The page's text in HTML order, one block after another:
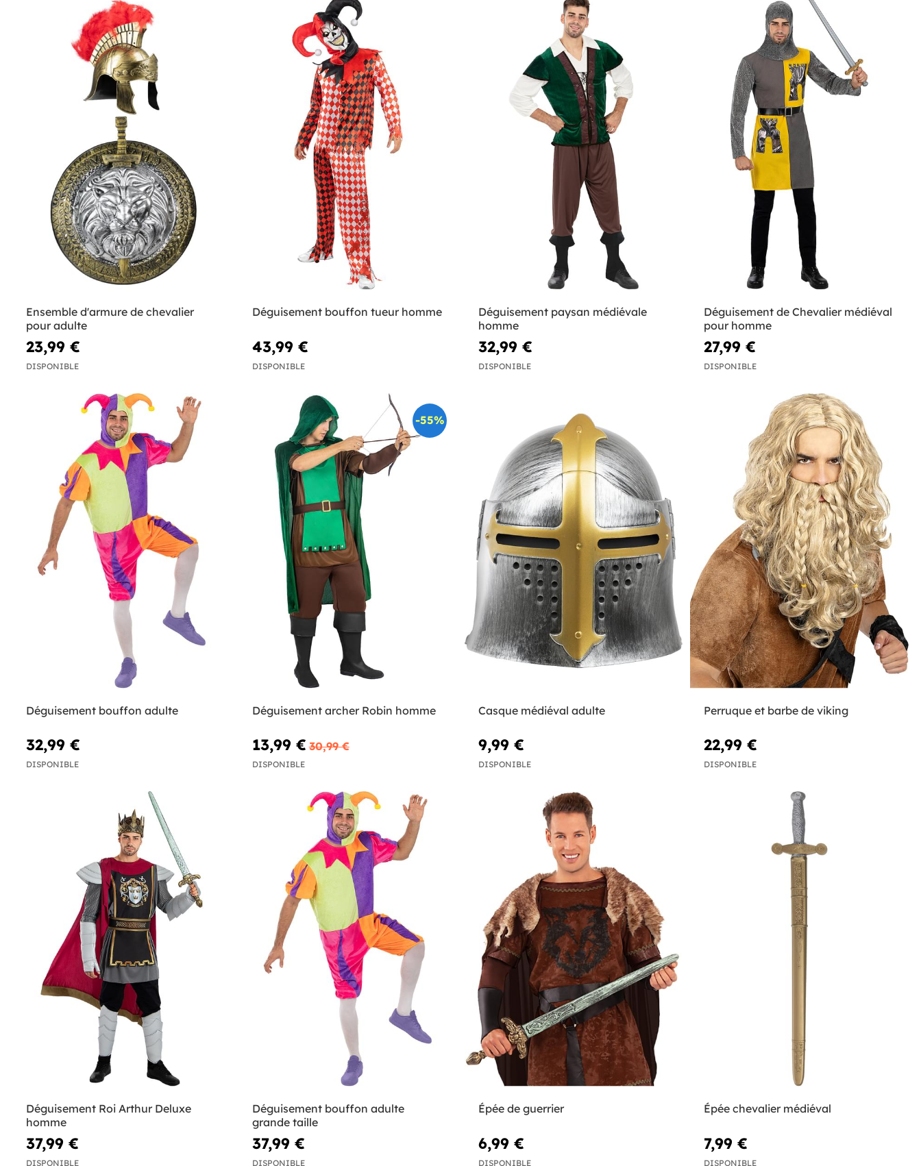
Ensemble d'armure de chevalier
pour adulte
23,99 €
DISPONIBLE
Déguisement bouffon tueur homme
43,99 €
DISPONIBLE
Déguisement paysan médiévale
homme
32,99 €
DISPONIBLE
Déguisement de Chevalier médiéval
pour homme
27,99 €
DISPONIBLE
Déguisement bouffon adulte
32,99 €
DISPONIBLE
-55%
Déguisement archer Robin homme
13,99 € 30,99 €
DISPONIBLE
Casque médiéval adulte
9,99 €
DISPONIBLE
Perruque et barbe de viking
22,99 €
DISPONIBLE
Déguisement Roi Arthur Deluxe
homme
37,99 €
DISPONIBLE
Déguisement bouffon adulte
grande taille
37,99 €
DISPONIBLE
Épée de guerrier
6,99 €
DISPONIBLE
Épée chevalier médiéval
7,99 €
DISPONIBLE